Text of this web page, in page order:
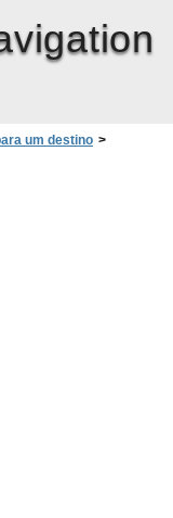
um destino >